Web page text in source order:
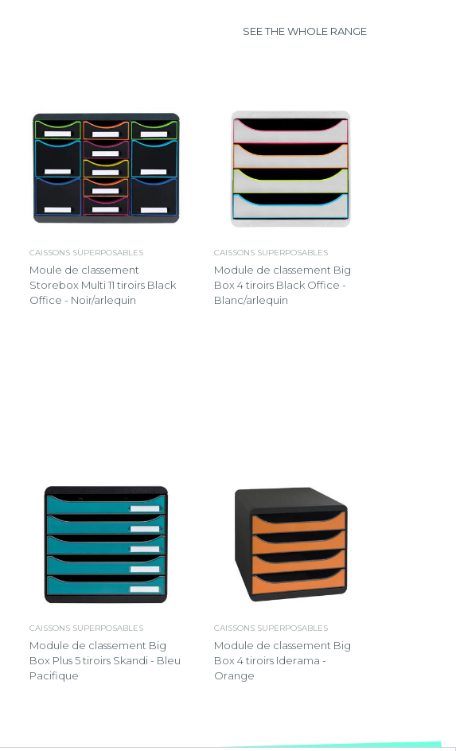
SEE THE WHOLE RANGE
CAISSONS SUPERPOSABLES
Moule de classement
Storebox Multi 11 tiroirs Black
Office - Noir/arlequin
CAISSONS SUPERPOSABLES
Module de classement Big
Box 4 tiroirs Black Office -
Blanc/arlequin
CAISSONS SUPERPOSABLES
Module de classement Big
Box Plus 5 tiroirs Skandi - Bleu
Pacifique
CAISSONS SUPERPOSABLES
Module de classement Big
Box 4 tiroirs Iderama -
Orange